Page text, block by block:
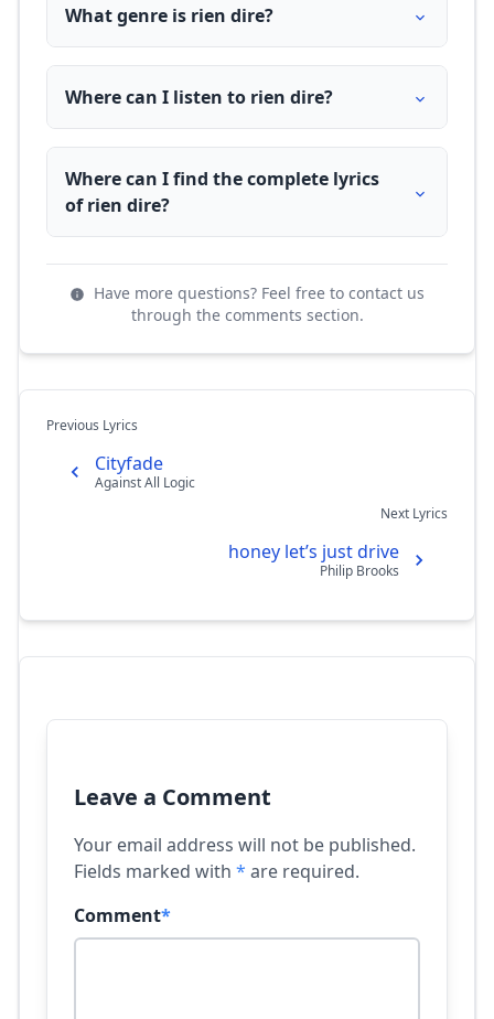
What genre is rien dire?
Where can I listen to rien dire?
Where can I find the complete lyrics
of rien dire?
Have more questions? Feel free to contact us
through the comments section.
Previous Lyrics
Cityfade
Against All Logic
Next Lyrics
honey let’s just drive
Philip Brooks
Leave a Comment
Your email address will not be published.
Fields marked with * are required.
Comment*